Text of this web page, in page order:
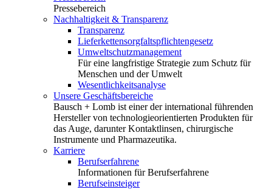
Pressebereich
Nachhaltigkeit & Transparenz
Transparenz
Lieferkettensorgfaltspflichtengesetz
Umweltschutzmanagement
Für eine langfristige Strategie zum Schutz für
Menschen und der Umwelt
Wesentlichkeitsanalyse
Unsere Geschäftsbereiche
Bausch + Lomb ist einer der international führenden
Hersteller von technologieorientierten Produkten für
das Auge, darunter Kontaktlinsen, chirurgische
Instrumente und Pharmazeutika.
Karriere
Berufserfahrene
Informationen für Berufserfahrene
Berufseinsteiger